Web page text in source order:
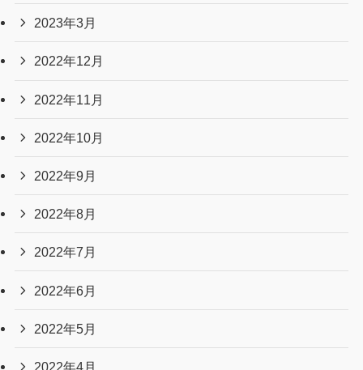
2024年1月
2023年12月
2023年11月
2023年10月
2023年9月
2023年8月
2023年7月
2023年6月
2023年5月